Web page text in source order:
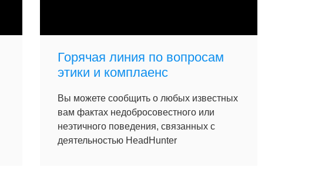
Горячая линия по вопросам
этики и комплаенс
Вы можете сообщить о любых известных
вам фактах недобросовестного или
неэтичного поведения, связанных с
деятельностью HeadHunter